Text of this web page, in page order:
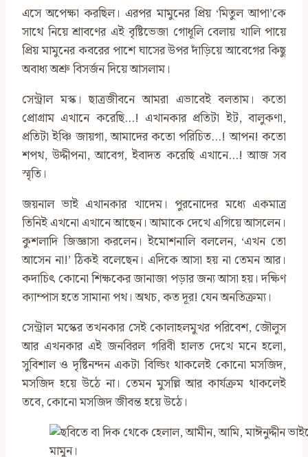
এসে অপেক্ষা করছিল। এরপর মামুনের প্রিয় ‘মিতুল আপা’কে
সাথে নিয়ে শ্রাবণের এই বৃষ্টিভেজা গোধূলি বেলায় খালি পায়ে
প্রিয় মামুনের কবরের পাশে ঘাসের উপর দাঁড়িয়ে আবেগের কিছু
অবাধ্য অশ্রু বিসর্জন দিয়ে আসলাম।
সেন্ট্রাল মস্ক। ছাত্রজীবনে আমরা এভাবেই বলতাম। কতো
প্রোগ্রাম এখানে করেছি…! এখানকার প্রতিটা ইট, বালুকণা,
প্রতিটা ইঞ্চি জায়গা, আমাদের কতো পরিচিত…! আপন! কতো
শপথ, উদ্দীপনা, আবেগ, ইবাদত করেছি এখানে…! আজ সব
স্মৃতি।
জয়নাল ভাই এখানকার খাদেম। পুরনোদের মধ্যে একমাত্র
তিনিই এখনো এখানে আছেন। আমাকে দেখে এগিয়ে আসলেন।
কুশলাদি জিজ্ঞাসা করলেন। ইমোশনালি বললেন, ‘এখন তো
আসেন না!’ ঠিকই বলেছেন। এদিকে আসা হয় না তেমন আর।
কদাচিৎ কোনো শিক্ষকের জানাজা পড়ার জন্য আসা হয়। দক্ষিণ
ক্যাম্পাস হতে সামান্য পথ। অথচ, কত দূর! যেন অনতিক্রম্য।
সেন্ট্রাল মস্কের তখনকার সেই কোলাহলমুখর পরিবেশ, জৌলুস
আর এখনকার এই জনবিরল গরিবী হালত দেখে মনে হলো,
সুবিশাল ও দৃষ্টিনন্দন একটা বিল্ডিং থাকলেই কোনো মসজিদ,
মসজিদ হয়ে উঠে না। তেমন মুসল্লি আর কার্যক্রম থাকলেই
তবে, কোনো মসজিদ জীবন্ত হয়ে উঠে।